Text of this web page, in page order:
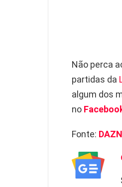
Não perca
partidas da
algum dos
no
Fonte: DAZN